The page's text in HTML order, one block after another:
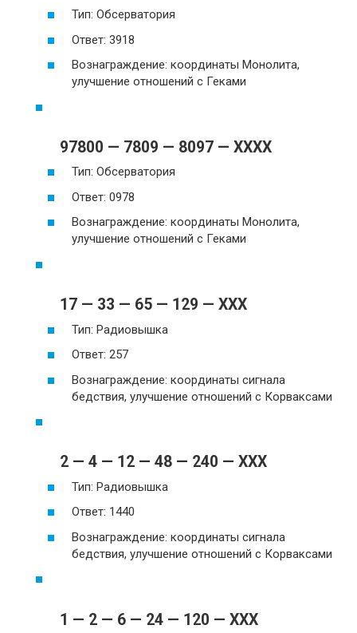
Тип: Обсерватория
Ответ: 3918
Вознаграждение: координаты Монолита,
улучшение отношений с Геками
97800 — 7809 — 8097 — XXXX
Тип: Обсерватория
Ответ: 0978
Вознаграждение: координаты Монолита,
улучшение отношений с Геками
17 — 33 — 65 — 129 — XXX
Тип: Радиовышка
Ответ: 257
Вознаграждение: координаты сигнала
бедствия, улучшение отношений с Корваксами
2 — 4 — 12 — 48 — 240 — XXX
Тип: Радиовышка
Ответ: 1440
Вознаграждение: координаты сигнала
бедствия, улучшение отношений с Корваксами
1 — 2 — 6 — 24 — 120 — XXX